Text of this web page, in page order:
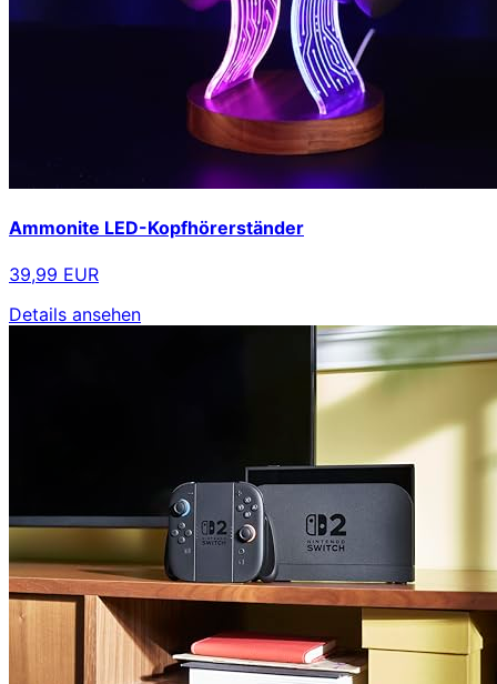
Ammonite LED-Kopfhörerständer
39,99 EUR
Details ansehen